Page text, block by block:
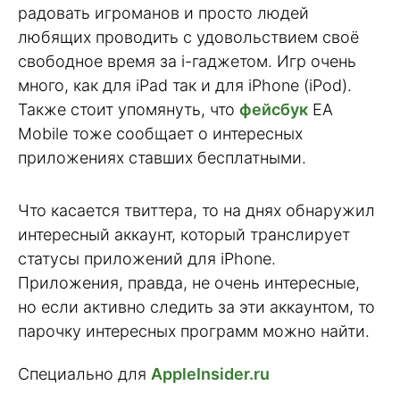
радовать игроманов и просто людей
любящих проводить с удовольствием своё
свободное время за i-гаджетом. Игр очень
много, как для iPad так и для iPhone (iPod).
Также стоит упомянуть, что фейсбук EA
Mobile тоже сообщает о интересных
приложениях ставших бесплатными.
Что касается твиттера, то на днях обнаружил
интересный аккаунт, который транслирует
статусы приложений для iPhone.
Приложения, правда, не очень интересные,
но если активно следить за эти аккаунтом, то
парочку интересных программ можно найти.
Специально для AppleInsider.ru